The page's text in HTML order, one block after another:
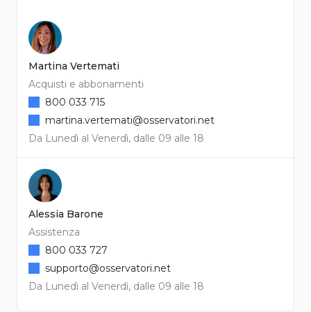
Martina Vertemati
Acquisti e abbonamenti
Da Lunedì al Venerdì, dalle 09 alle 18
800 033 715
martina.vertemati@osservatori.net
Alessia Barone
Assistenza
Da Lunedì al Venerdì, dalle 09 alle 18
800 033 727
supporto@osservatori.net